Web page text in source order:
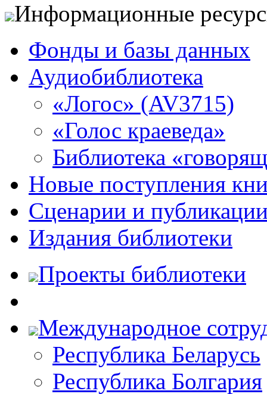
Информационные
Фонды и базы данных
Аудиобиблиотека
«Логос» (AV3715)
«Голос краеведа»
Библиотека
Новые поступления
Сценарии и
Издания библиотеки
Проекты библиотеки
Международное
Республика Беларусь
Республика Болгария